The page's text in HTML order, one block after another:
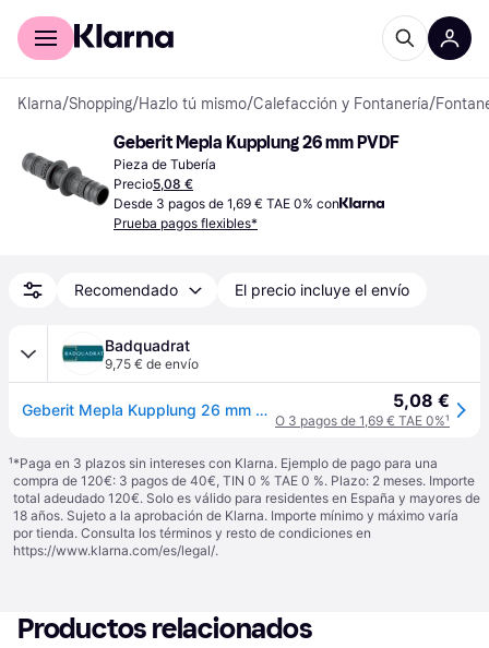
Comprar con Klarna
Klarna/Shopping/Hazlo tú mismo/Calefacción y Fontanería/
Geberit Mepla Kupplung 26 mm PVDF
Pieza de Tubería
Precio5,08 €
Desde 3 pagos de 1,69 € TAE 0% con
Prueba pagos flexibles*
Recomendado El precio incluye el envío
Badquadrat
9,75 € de envío
Geberit Mepla Kupplung 26 mm PVDF, 623505005 5,08 €
O 3 pagos de 1,69 € TAE 0%¹
¹*Paga en 3 plazos sin intereses con Klarna. Ejemplo de pago para una
compra de 120€: 3 pagos de 40€, TIN 0 % TAE 0 %. Plazo: 2 meses. Importe
total adeudado 120€. Solo es válido para residentes en España y mayores de
18 años. Sujeto a la aprobación de Klarna. Importe mínimo y máximo varía
por tienda. Consulta los términos y resto de condiciones en
https://www.klarna.com/es/legal/.
Productos relacionados